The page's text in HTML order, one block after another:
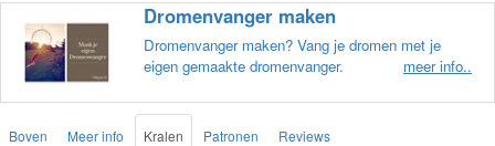
Dromenvanger maken
Dromenvanger maken? Vang je dromen met je
eigen gemaakte dromenvanger.
meer info..
Boven Meer info Kralen Patronen Reviews